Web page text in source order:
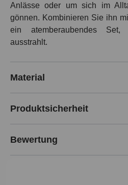
Anlässe oder um sich im
gönnen. Kombinieren Sie ihn
ein atemberaubendes
ausstrahlt.
Material
Produktsicherheit
Bewertung